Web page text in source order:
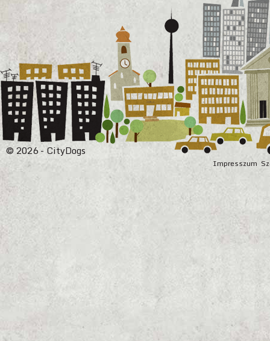
Impresszum
© 2026 - CityDogs